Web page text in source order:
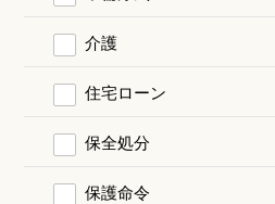
介護
住宅ローン
保全処分
保護命令